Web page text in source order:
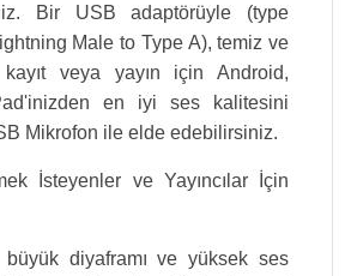
Bir USB adaptörüyle (type
Male to Type A), temiz ve
veya yayın için Android,
en iyi ses kalitesini
Mikrofon ile elde edebilirsiniz.
İsteyenler ve Yayıncılar İçin
diyaframı ve yüksek ses